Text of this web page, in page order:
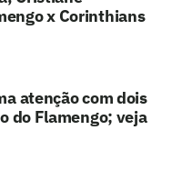
x Corinthians
atenção com dois
do Flamengo; veja